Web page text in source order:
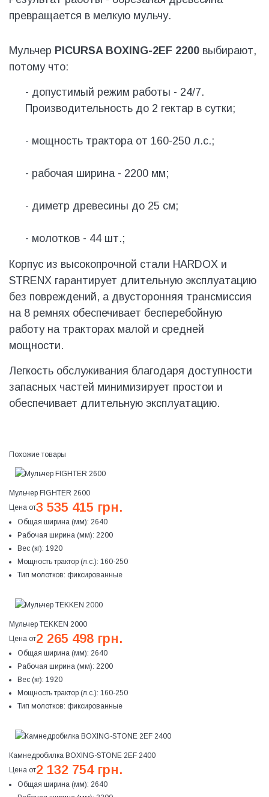
превращается в мелкую мульчу.
Мульчер PICURSA BOXING-2EF 2200 выбирают,
потому что:
- допустимый режим работы - 24/7.
Производительность до 2 гектар в сутки;
- мощность трактора от 160-250 л.с.;
- рабочая ширина - 2200 мм;
- диметр древесины до 25 см;
- молотков - 44 шт.;
Корпус из высокопрочной стали HARDOX и
STRENX гарантирует длительную эксплуатацию
без повреждений, а двусторонняя трансмиссия
на 8 ремнях обеспечивает бесперебойную
работу на тракторах малой и средней
мощности.
Легкость обслуживания благодаря доступности
запасных частей минимизирует простои и
обеспечивает длительную эксплуатацию.
Похожие товары
Мульчер FIGHTER 2600
Цена от3 535 415 грн.
Общая ширина (мм): 2640
Рабочая ширина (мм): 2200
Вес (кг): 1920
Мощность трактор (л.с.): 160-250
Тип молотков: фиксированные
Мульчер TEKKEN 2000
Цена от2 265 498 грн.
Общая ширина (мм): 2640
Рабочая ширина (мм): 2200
Вес (кг): 1920
Мощность трактор (л.с.): 160-250
Тип молотков: фиксированные
Камнедробилка BOXING-STONE 2EF 2400
Цена от2 132 754 грн.
Общая ширина (мм): 2640